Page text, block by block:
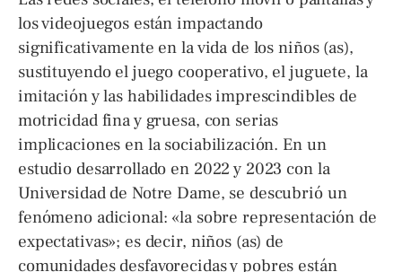
los videojuegos están impactando
significativamente en la vida de los niños (as),
sustituyendo el juego cooperativo, el juguete, la
imitación y las habilidades imprescindibles de
motricidad fina y gruesa, con serias
implicaciones en la sociabilización. En un
estudio desarrollado en 2022 y 2023 con la
Universidad de Notre Dame, se descubrió un
fenómeno adicional: «la sobre representación de
expectativas»; es decir, niños (as) de
comunidades desfavorecidas y pobres están